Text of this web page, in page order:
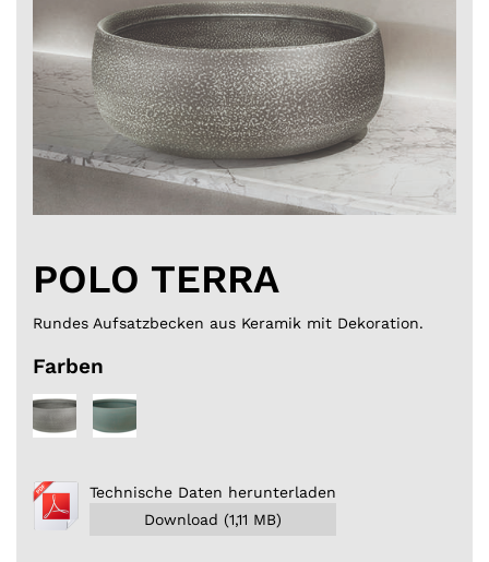
POLO TERRA
Rundes Aufsatzbecken aus Keramik mit Dekoration.
Farben
Technische Daten herunterladen
Download (1,11 MB)